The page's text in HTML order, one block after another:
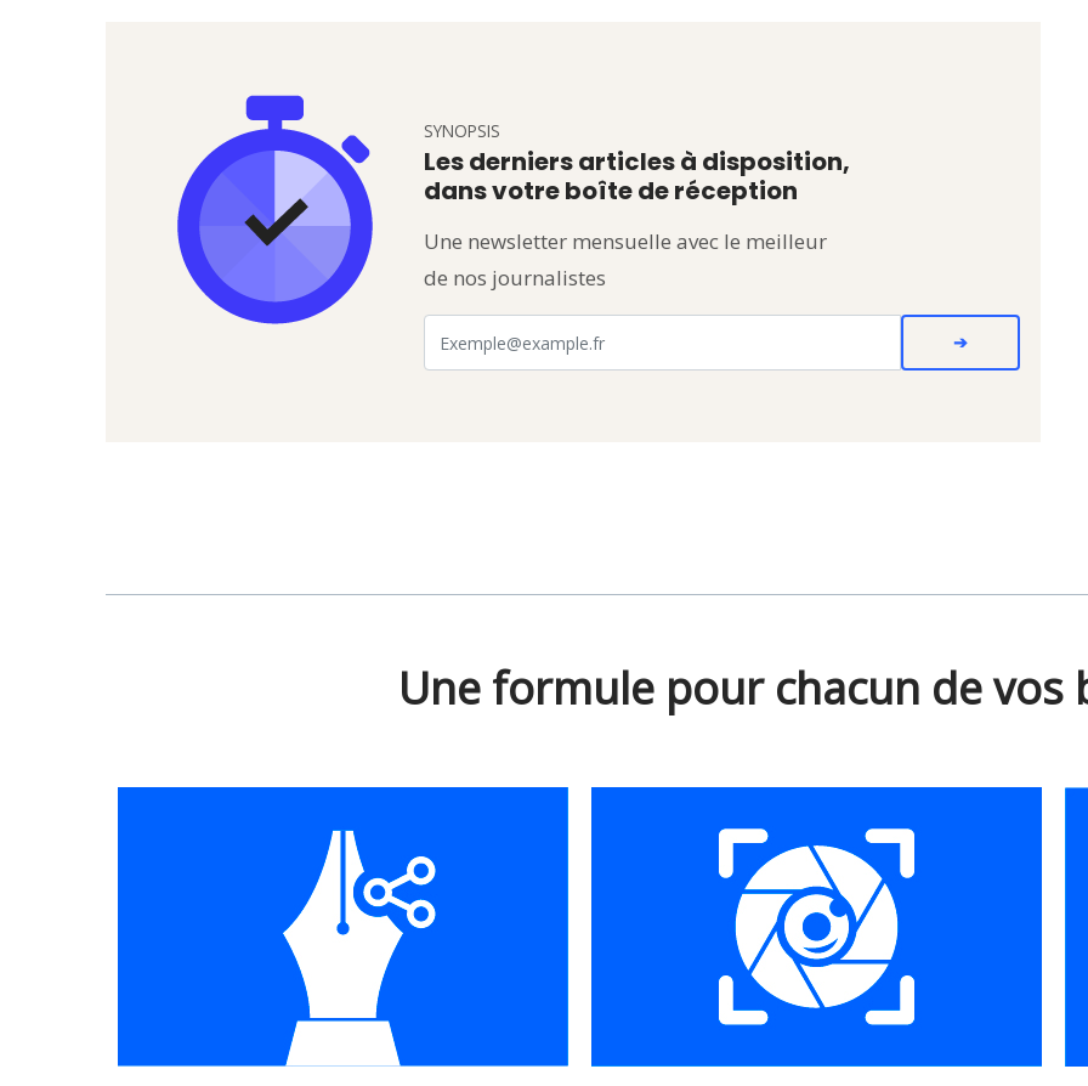
SYNOPSIS
Les derniers articles à disposition,
dans votre boîte de réception
Une newsletter mensuelle avec le meilleur
de nos journalistes
Une formule pour chacun de vos